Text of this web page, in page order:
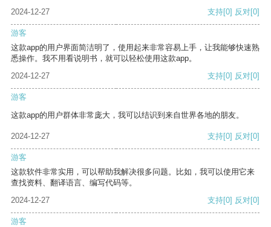
2024-12-27
支持[0] 反对[0]
游客
这款app的用户界面简洁明了，使用起来非常容易上手，让我能够快速熟
悉操作。我不用看说明书，就可以轻松使用这款app。
2024-12-27
支持[0] 反对[0]
游客
这款app的用户群体非常庞大，我可以结识到来自世界各地的朋友。
2024-12-27 支持[0] 反对[0]
游客
这款软件非常实用，可以帮助我解决很多问题。比如，我可以使用它来
查找资料、翻译语言、编写代码等。
2024-12-27
支持[0] 反对[0]
游客